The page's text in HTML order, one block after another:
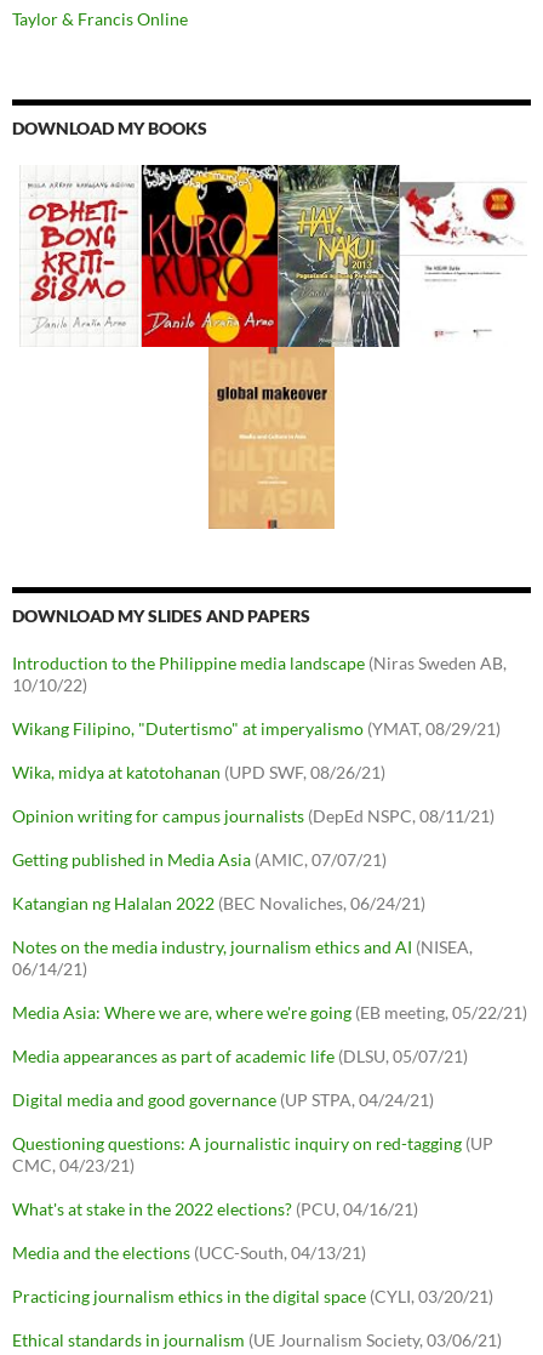
Taylor & Francis Online
DOWNLOAD MY BOOKS
DOWNLOAD MY SLIDES AND PAPERS
Introduction to the Philippine media landscape (Niras Sweden AB,
10/10/22)
Wikang Filipino, "Dutertismo" at imperyalismo (YMAT, 08/29/21)
Wika, midya at katotohanan (UPD SWF, 08/26/21)
Opinion writing for campus journalists (DepEd NSPC, 08/11/21)
Getting published in Media Asia (AMIC, 07/07/21)
Katangian ng Halalan 2022 (BEC Novaliches, 06/24/21)
Notes on the media industry, journalism ethics and AI (NISEA,
06/14/21)
Media Asia: Where we are, where we're going (EB meeting, 05/22/21)
Media appearances as part of academic life (DLSU, 05/07/21)
Digital media and good governance (UP STPA, 04/24/21)
Questioning questions: A journalistic inquiry on red-tagging (UP
CMC, 04/23/21)
What's at stake in the 2022 elections? (PCU, 04/16/21)
Media and the elections (UCC-South, 04/13/21)
Practicing journalism ethics in the digital space (CYLI, 03/20/21)
Ethical standards in journalism (UE Journalism Society, 03/06/21)